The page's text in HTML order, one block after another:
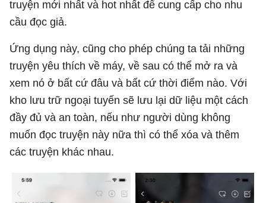
truyện mới nhất và hot nhất để cung cấp cho nhu
cầu đọc giả.
Ứng dụng này, cũng cho phép chúng ta tải những
truyện yêu thích về máy, về sau có thể mở ra và
xem nó ở bất cứ đâu và bất cứ thời điểm nào. Với
kho lưu trữ ngoại tuyến sẽ lưu lại dữ liệu một cách
đầy đủ và an toàn, nếu như người dùng không
muốn đọc truyện này nữa thì có thể xóa và thêm
các truyện khác nhau.